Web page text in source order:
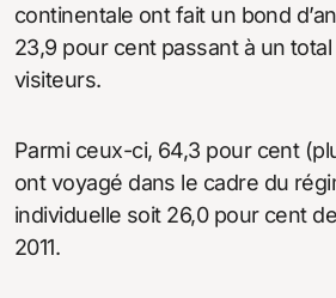
continentale ont fait un bond
23,9 pour cent passant à un
visiteurs.
Parmi ceux-ci, 64,3 pour cent
ont voyagé dans le cadre du
individuelle soit 26,0 pour cent
2011.